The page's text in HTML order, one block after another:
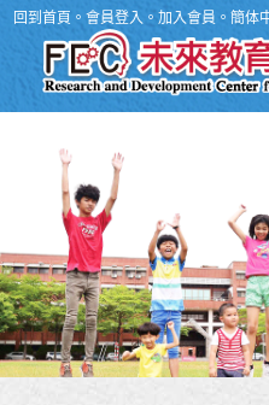
回到首頁 。會員登入 。加入會員 。簡体